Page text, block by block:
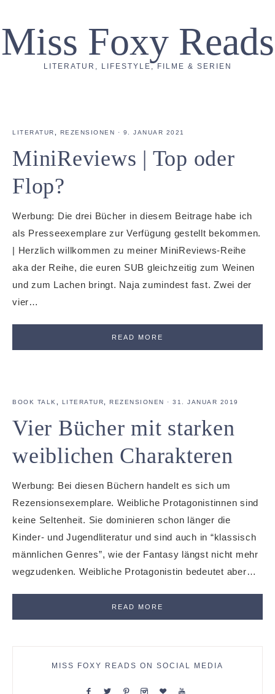
Miss Foxy Reads
LITERATUR, LIFESTYLE, FILME & SERIEN
LITERATUR REZENSIONEN · 9. JANUAR 2021
MiniReviews | Top oder
Flop?
Werbung: Die drei Bücher in diesem Beitrage habe ich
als Presseexemplare zur Verfügung gestellt bekommen.
| Herzlich willkommen zu meiner MiniReviews-Reihe
aka der Reihe, die euren SUB gleichzeitig zum Weinen
und zum Lachen bringt. Naja zumindest fast. Zwei der
vier…
READ MORE
BOOK TALK, LITERATUR, REZENSIONEN · 31. JANUAR 2019
Vier Bücher mit starken
weiblichen Charakteren
Werbung: Bei diesen Büchern handelt es sich um
Rezensionsexemplare. Weibliche Protagonistinnen sind
keine Seltenheit. Sie dominieren schon länger die
Kinder- und Jugendliteratur und sind auch in “klassisch
männlichen Genres”, wie der Fantasy längst nicht mehr
wegzudenken. Weibliche Protagonistin bedeutet aber…
READ MORE
MISS FOXY READS ON SOCIAL MEDIA